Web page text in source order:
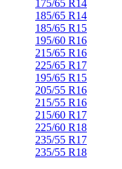
175/65 R14
185/65 R14
185/65 R15
195/60 R16
215/65 R16
225/65 R17
195/65 R15
205/55 R16
215/55 R16
215/60 R17
225/60 R18
235/55 R17
235/55 R18